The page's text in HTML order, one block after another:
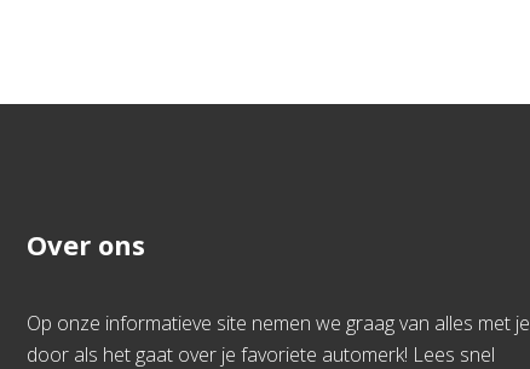
Over ons
Op onze informatieve site nemen we graag van alles met je
door als het gaat over je favoriete automerk! Lees snel